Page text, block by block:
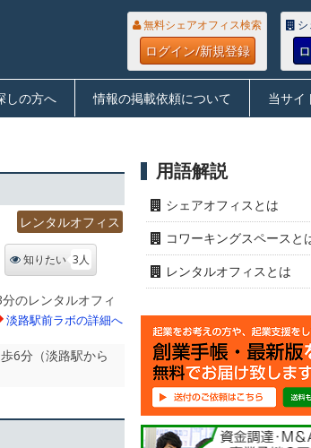
無料シェアオフィス検索
ログイン/新規登録
しの方へ 情報の掲載依頼について 当サイ
レンタルオフィス
知りたい 3人
のレンタルオフィ
淡路駅前ラボの詳細へ
6分（淡路駅から
用語解説
シェアオフィスとは
コワーキングスペースと
レンタルオフィスとは